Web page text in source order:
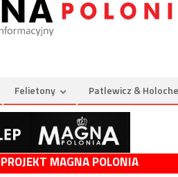
Felietony Patlewicz &
MAGNA POLONIA